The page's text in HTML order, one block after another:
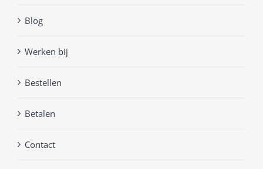
Blog
Werken bij
Bestellen
Betalen
Contact